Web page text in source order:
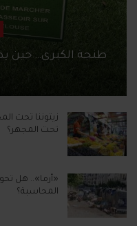
طنجة الكبرى… حين
زيتوننا تحت
تحت المجهر؟
«أرما».. هل
المحاسبة؟